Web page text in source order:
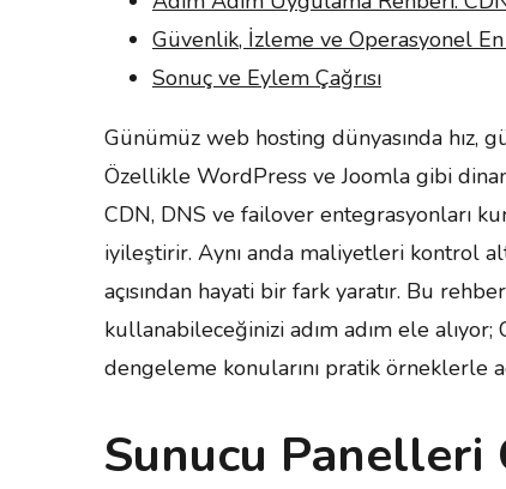
Güvenlik, İzleme ve Operasyonel
Sonuç ve Eylem Çağrısı
Günümüz web hosting dünyasında hız,
Özellikle WordPress ve Joomla gibi
CDN, DNS ve failover entegrasyonları
iyileştirir. Aynı anda maliyetleri kontrol
açısından hayati bir fark yaratır. Bu
kullanabileceğinizi adım adım ele
dengeleme konularını pratik örneklerle
Sunucu